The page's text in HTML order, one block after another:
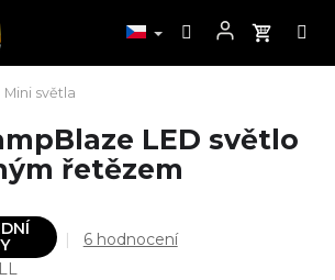
Mini světla
LED světlo
řetězem
Průměrné
6 hodnocení